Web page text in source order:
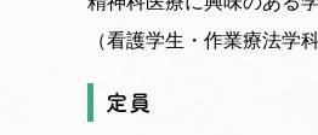
（看護学生・作業療法学
定員